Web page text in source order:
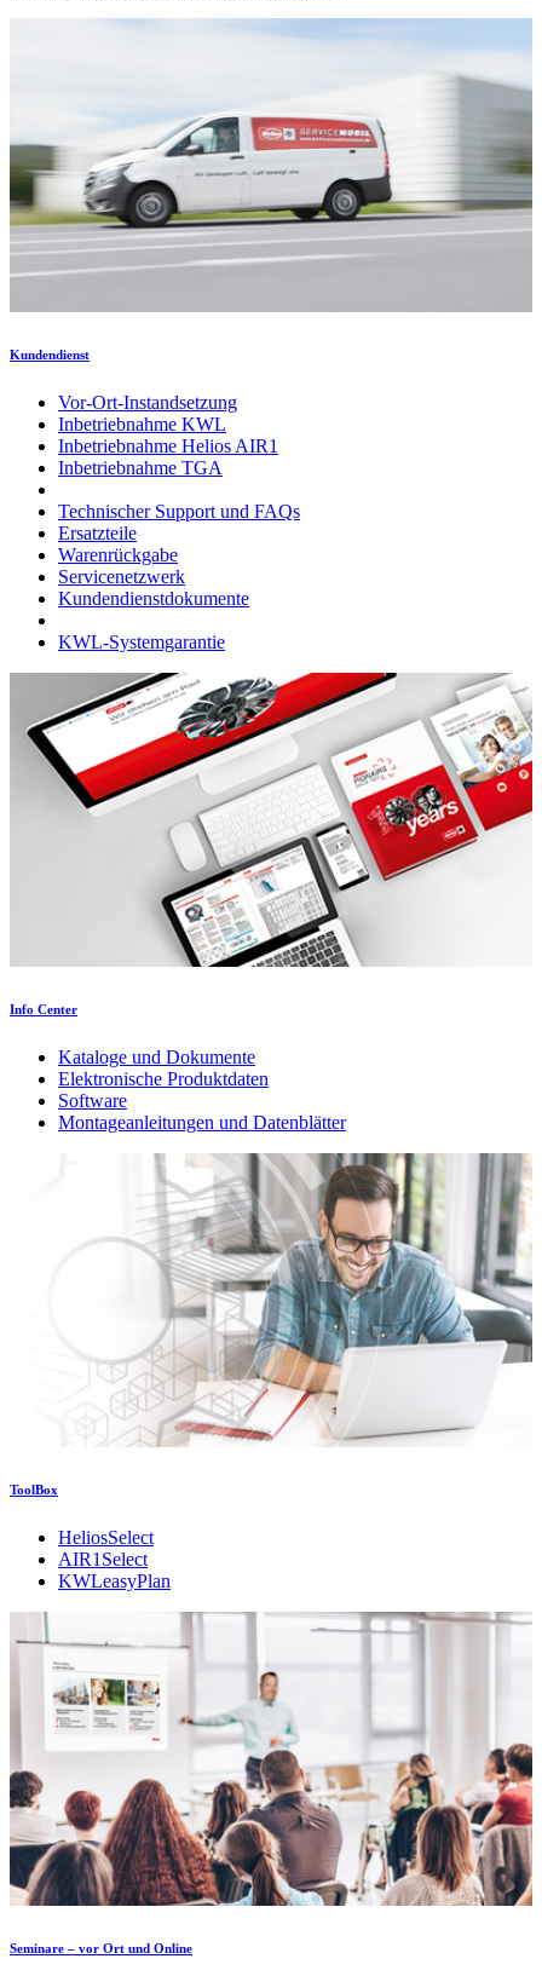
Kundendienst
Vor-Ort-Instandsetzung
Inbetriebnahme KWL
Inbetriebnahme Helios AIR1
Inbetriebnahme TGA
Technischer Support und FAQs
Ersatzteile
Warenrückgabe
Servicenetzwerk
Kundendienstdokumente
KWL-Systemgarantie
Info Center
Kataloge und Dokumente
Elektronische Produktdaten
Software
Montageanleitungen und Datenblätter
ToolBox
HeliosSelect
AIR1Select
KWLeasyPlan
Seminare – vor Ort und Online